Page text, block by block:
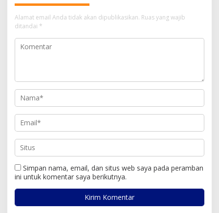
Alamat email Anda tidak akan dipublikasikan. Ruas yang wajib
ditandai *
Simpan nama, email, dan situs web saya pada peramban
ini untuk komentar saya berikutnya.